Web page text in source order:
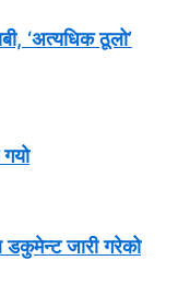
‘अत्यधिक ठूलो’
डकुमेन्ट जारी गरेको